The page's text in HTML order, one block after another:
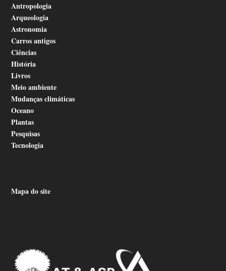
Antropologia
Arqueologia
Astronomia
Carros antigos
Ciências
História
Livros
Meio ambiente
Mudanças climáticas
Oceano
Plantas
Pesquisas
Tecnologia
Mapa do site